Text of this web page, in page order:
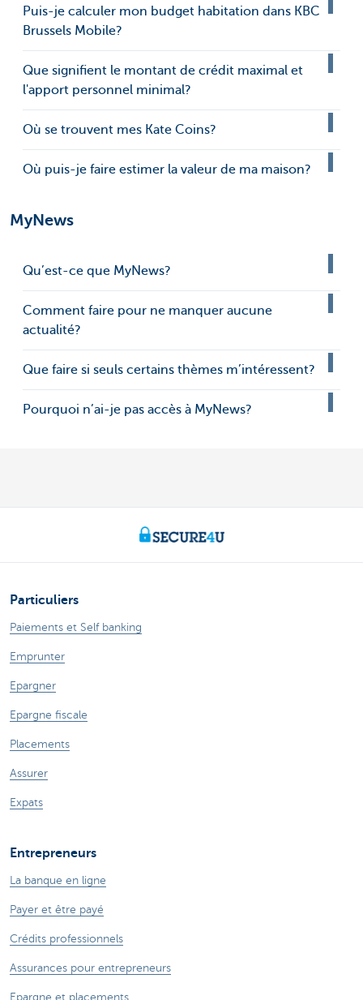
Puis-je calculer mon budget habitation dans KBC
Brussels Mobile?
Que signifient le montant de crédit maximal et
l'apport personnel minimal?
Où se trouvent mes Kate Coins?
Où puis-je faire estimer la valeur de ma maison?
MyNews
Qu’est-ce que MyNews?
Comment faire pour ne manquer aucune
actualité?
Que faire si seuls certains thèmes m’intéressent?
Pourquoi n’ai-je pas accès à MyNews?
Particuliers
Paiements et Self banking
Emprunter
Epargner
Epargne fiscale
Placements
Assurer
Expats
Entrepreneurs
La banque en ligne
Payer et être payé
Crédits professionnels
Assurances pour entrepreneurs
Epargne et placements